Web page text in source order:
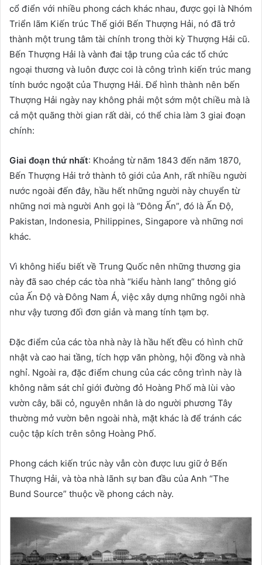
cổ điển với nhiều phong cách khác nhau, được gọi là Nhóm
Triển lãm Kiến trúc Thế giới Bến Thượng Hải, nó đã trở
thành một trung tâm tài chính trong thời kỳ Thượng Hải cũ.
Bến Thượng Hải là vành đai tập trung của các tổ chức
ngoại thương và luôn được coi là công trình kiến ​​trúc mang
tính bước ngoặt của Thượng Hải. Để hình thành nên bến
Thượng Hải ngày nay không phải một sớm một chiều mà là
cả một quãng thời gian rất dài, có thể chia làm 3 giai đoạn
chính:
Giai đoạn thứ nhất: Khoảng từ năm 1843 đến năm 1870,
Bến Thượng Hải trở thành tô giới của Anh, rất nhiều người
nước ngoài đến đây, hầu hết những người này chuyển từ
những nơi mà người Anh gọi là “Đông Ấn”, đó là Ấn Độ,
Pakistan, Indonesia, Philippines, Singapore và những nơi
khác.
Vì không hiểu biết về Trung Quốc nên những thương gia
này đã sao chép các tòa nhà “kiểu hành lang” thông gió
của Ấn Độ và Đông Nam Á, việc xây dựng những ngôi nhà
như vậy tương đối đơn giản và mang tính tạm bợ.
Đặc điểm của các tòa nhà này là hầu hết đều có hình chữ
nhật và cao hai tầng, tích hợp văn phòng, hội đồng và nhà
nghỉ. Ngoài ra, đặc điểm chung của các công trình này là
không nằm sát chỉ giới đường đỏ Hoàng Phố mà lùi vào
vườn cây, bãi cỏ, nguyên nhân là do người phương Tây
thường mở vườn bên ngoài nhà, mặt khác là để tránh các
cuộc tập kích trên sông Hoàng Phố.
Phong cách kiến ​​trúc này vẫn còn được lưu giữ ở Bến
Thượng Hải, và tòa nhà lãnh sự ban đầu của Anh “The
Bund Source” thuộc về phong cách này.